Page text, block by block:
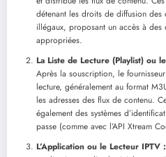
détenant les droits de diffusion des
illégaux, proposant un accès à des
appropriées.
La Liste de Lecture (Playlist) ou
Après la souscription, le
lecture, généralement au format
les adresses des flux de contenu.
également des systèmes
passe (comme avec l’API Xtream
L’Application ou le Lecteur IPTV :